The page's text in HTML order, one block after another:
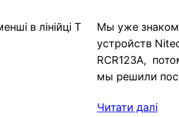
в лінійці T
Мы уже
устройств
RCR123A,
мы решили
Читати далі